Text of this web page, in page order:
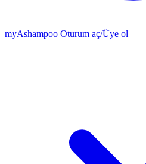
myAshampoo Oturum aç/Üye ol